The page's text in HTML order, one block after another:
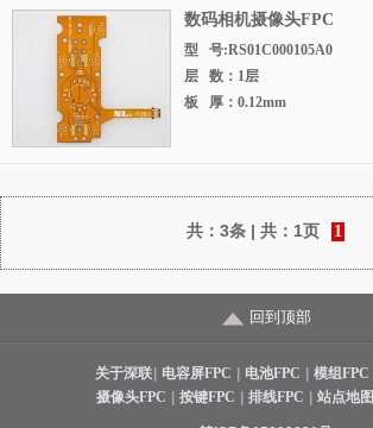
数码相机摄像头FPC
型 号:RS01C000105A0
层 数：1层
板 厚：0.12mm
共： 3条| 共： 1页 1
回到顶部
关于深联 电容屏FPC 电池FPC 模组FPC
摄像头FPC
按键FPC 排线FPC 站点地图